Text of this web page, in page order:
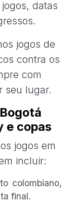
datas
jogos de
contra os
com
seu lugar.
e copas
jogos em
incluir:
colombiano,
final.